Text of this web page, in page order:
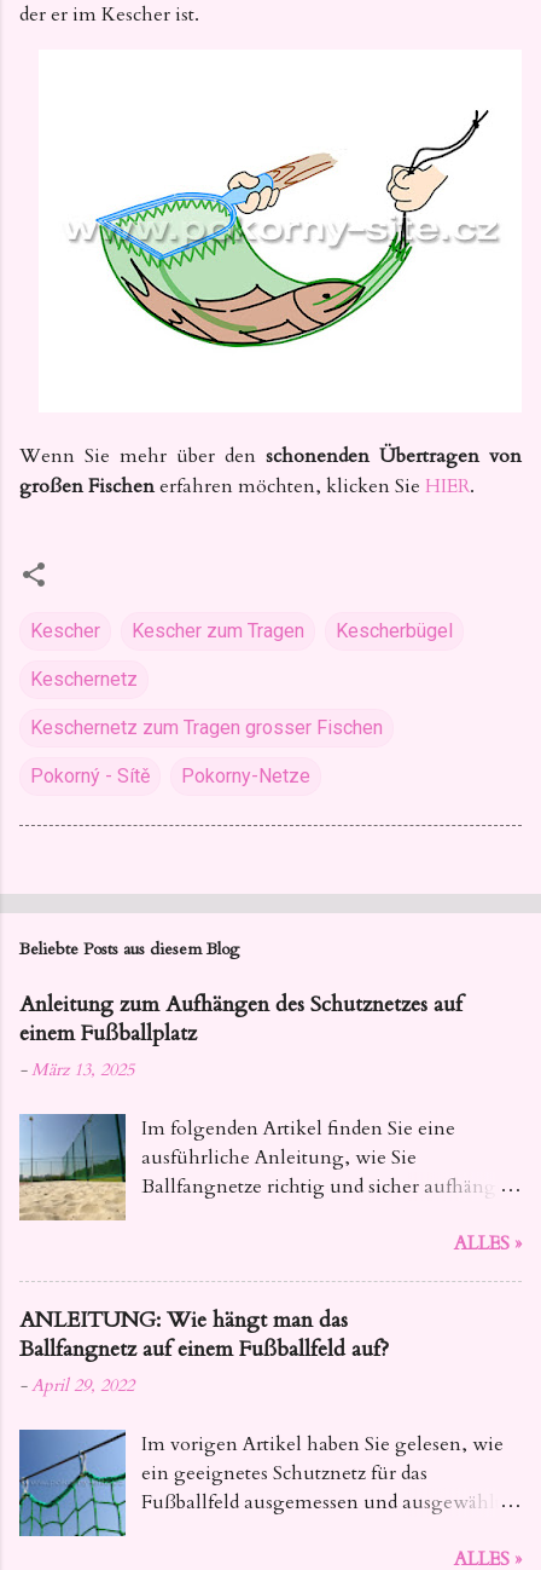
der erim Kescher ist.
Wenn Sie mehr über den schonenden Übertragen von
großen Fischenerfahren möchten, klicken Sie HIER.
Kescher Kescher zum Tragen Kescherbügel
Keschernetz
Keschernetz zum Tragen grosser Fischen
Pokorný - Sítě Pokorny-Netze
Beliebte Posts aus diesem Blog
Anleitung zum Aufhängen des Schutznetzes auf
einem Fußballplatz
-März 13, 2025
Im folgenden Artikel finden Sie eine
ausführliche Anleitung, wie Sie
Ballfangnetze richtig und sicher aufhängen
notwendigen Informationen, von der
zu den konkreten Installationsschritten,
damit Ihre Netze fest und zuverlässig sind.
ALLES »
ANLEITUNG: Wie hängt man das
Ballfangnetz auf einem Fußballfeld auf?
-April 29, 2022
Im vorigen Artikel haben Sie gelesen, wie
ein geeignetes Schutznetz für das
Fußballfeld ausgemessen und ausgewählt
das Ballfangnetz für Fussball so aufhängen ,
ALLES »